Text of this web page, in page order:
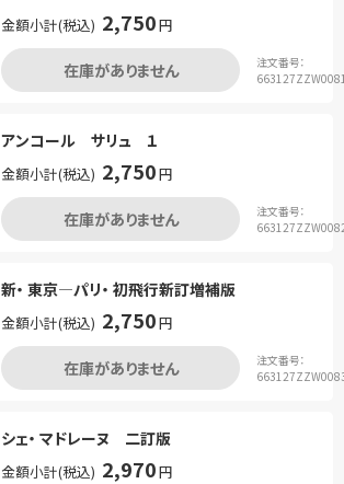
金額小計(税込) 2,750円
在庫がありません
注文番号：
アンコール サリュ １
金額小計(税込) 2,750円
在庫がありません
注文番号：
新・ 東京―パリ・ 初飛行新訂増補版
金額小計(税込) 2,750円
在庫がありません
注文番号：
シェ・ マドレーヌ 二訂版
金額小計(税込) 2,970円